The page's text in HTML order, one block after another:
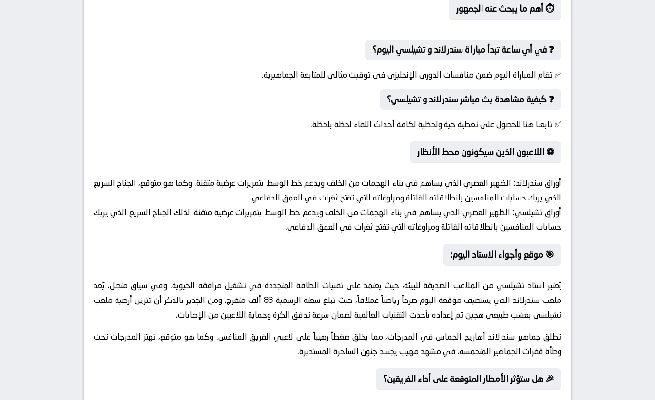
⏱️ أهم ما يبحث عنه الجمهور
❓ في أي ساعة تبدأ مباراة سندرلاند و تشيلسي اليوم؟
✅ تقام المباراة اليوم ضمن منافسات الدوري الإنجليزي في توقيت مثالي للمتابعة الجماهيرية.
❓ كيفية مشاهدة بث مباشر سندرلاند و تشيلسي؟
✅ تابعنا هنا للحصول على تغطية حية ولحظية لكافة أحداث اللقاء لحظة بلحظة.
⚽ اللاعبون الذين سيكونون محط الأنظار
أوراق سندرلاند: الظهير العصري الذي يساهم في بناء الهجمات من الخلف ويدعم خط الوسط بتمريرات عرضية متقنة. وكما هو متوقع، الجناح السريع
الذي يربك حسابات المنافسين بانطلاقاته القاتلة ومراوغاته التي تفتح ثغرات في العمق الدفاعي.
أوراق تشيلسي: الظهير العصري الذي يساهم في بناء الهجمات من الخلف ويدعم خط الوسط بتمريرات عرضية متقنة. لذلك الجناح السريع الذي يربك
حسابات المنافسين بانطلاقاته القاتلة ومراوغاته التي تفتح ثغرات في العمق الدفاعي.
🎯 موقع وأجواء الاستاد اليوم:
يُعتبر استاد تشيلسي من الملاعب الصديقة للبيئة، حيث يعتمد على تقنيات الطاقة المتجددة في تشغيل مرافقه الحيوية. وفي سياق متصل، يُعد
ملعب سندرلاند الذي يستضيف موقعة اليوم صرحاً رياضياً عملاقاً، حيث تبلغ سعته الرسمية 83 ألف متفرج. ومن الجدير بالذكر أن تتزين أرضية ملعب
تشيلسي بعشب طبيعي هجين تم إعداده بأحدث التقنيات العالمية لضمان سرعة تدفق الكرة وحماية اللاعبين من الإصابات.
تطلق جماهير سندرلاند أهازيج الحماس في المدرجات، مما يخلق ضغطاً رهيباً على لاعبي الفريق المنافس. وكما هو متوقع، تهتز المدرجات تحت
وطأة قفزات الجماهير المتحمسة، في مشهد مهيب يجسد جنون الساحرة المستديرة.
🎉 هل ستؤثر الأمطار المتوقعة على أداء الفريقين؟